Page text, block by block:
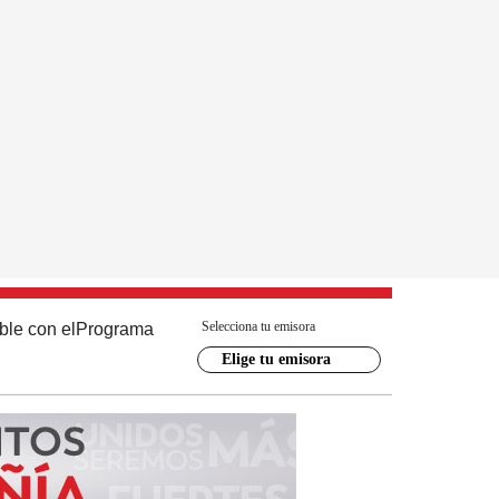
con el Programa Selecciona tu emisora
Elige tu emisora